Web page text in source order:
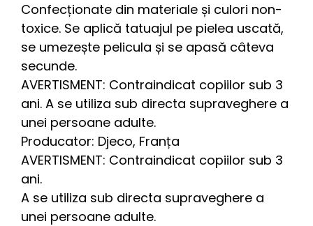
Confecționate din materiale și culori non-
toxice. Se aplică tatuajul pe pielea uscată,
se umezește pelicula și se apasă câteva
secunde.
AVERTISMENT: Contraindicat copiilor sub 3
ani. A se utiliza sub directa supraveghere a
unei persoane adulte.
Producator: Djeco, Franța
AVERTISMENT: Contraindicat copiilor sub 3
ani.
A se utiliza sub directa supraveghere a
unei persoane adulte.